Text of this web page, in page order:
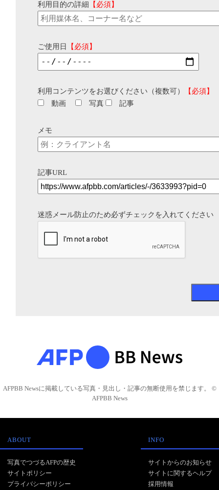
利用目的の詳細 【必須】
ご使用日 【必須】
利用コンテンツをお選びください（複数可）
【必須】
動画
写真 記事
メモ
記事URL
迷惑メール防止のため必ずチェックを入れてください
AFPBB Newsに掲載している写真・見出し・記事の無断使用を禁じます。 ©
AFPBB News
ABOUT
写真でつづるAFPの歴史
サイトポリシー
プライバシーポリシー
INFO
サイトからのお知らせ
サイトに関するヘルプ
採用情報